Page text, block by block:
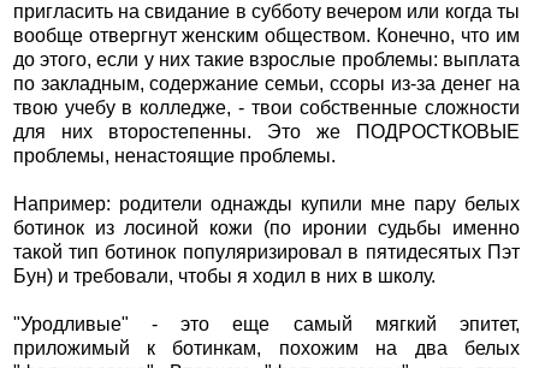
пригласить на свидание в субботу вечером или когда ты
вообще отвергнут женским обществом. Конечно, что им
до этого, если у них такие взрослые проблемы: выплата
по закладным, содержание семьи, ссоры из-за денег на
твою учебу в колледже, - твои собственные сложности
для них второстепенны. Это же ПОДРОСТКОВЫЕ
проблемы, ненастоящие проблемы.
Например: родители однажды купили мне пару белых
ботинок из лосиной кожи (по иронии судьбы именно
такой тип ботинок популяризировал в пятидесятых Пэт
Бун) и требовали, чтобы я ходил в них в школу.
"Уродливые" - это еще самый мягкий эпитет,
приложимый к ботинкам, похожим на два белых